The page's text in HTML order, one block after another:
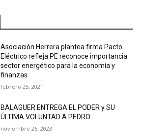
Asociación Herrera plantea firma Pacto
Eléctrico refleja PE reconoce importancia
sector energético para la economía y
finanzas
febrero 25, 2021
BALAGUER ENTREGA EL PODER y SU
ÚLTIMA VOLUNTAD A PEDRO
noviembre 26, 2023